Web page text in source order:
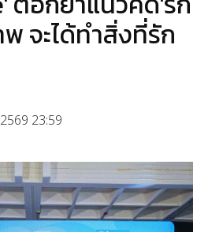
จะได้ทำสิ่งที่รัก
23:59